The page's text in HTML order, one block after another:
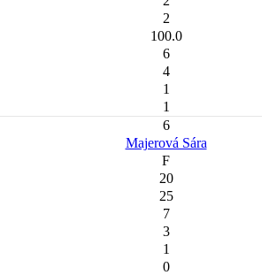
2
100.0
6
4
1
1
6
Majerová Sára
F
20
25
7
3
1
0